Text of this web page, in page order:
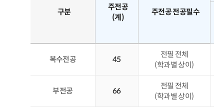
구분
주전공
(계)
주전공 전공필수
복수전공 45
전필 전체
(학과별 상이)
부전공 66
전필 전체
(학과별 상이)